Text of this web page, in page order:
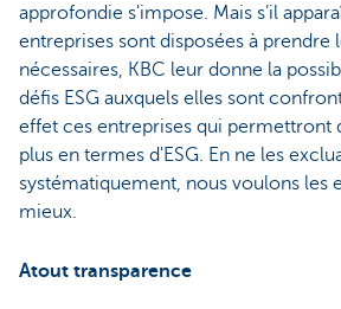
approfondie s'impose. Mais s’il
entreprises sont disposées à prendre
nécessaires, KBC leur donne la
défis ESG auxquels elles sont
effet ces entreprises qui permettront
plus en termes d'ESG. En ne les
systématiquement, nous voulons les
mieux.
Atout transparence